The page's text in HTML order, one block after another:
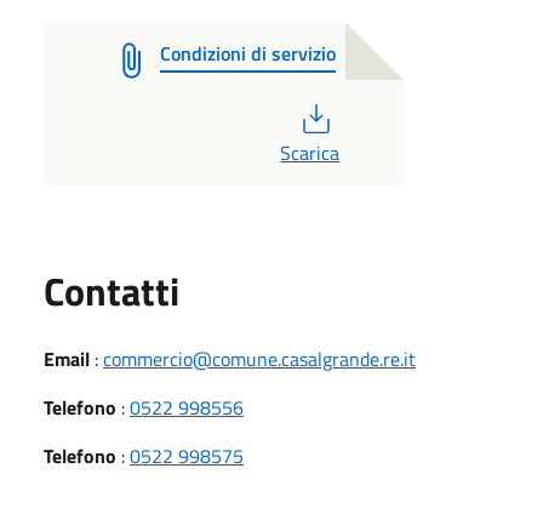
Condizioni di servizio
Scarica
Contatti
Email :commercio@comune.casalgrande.re.it
Telefono :0522 998556
Telefono :0522 998575